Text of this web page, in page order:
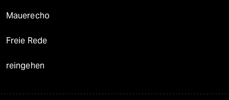
Mauerecho
Freie Rede
reingehen